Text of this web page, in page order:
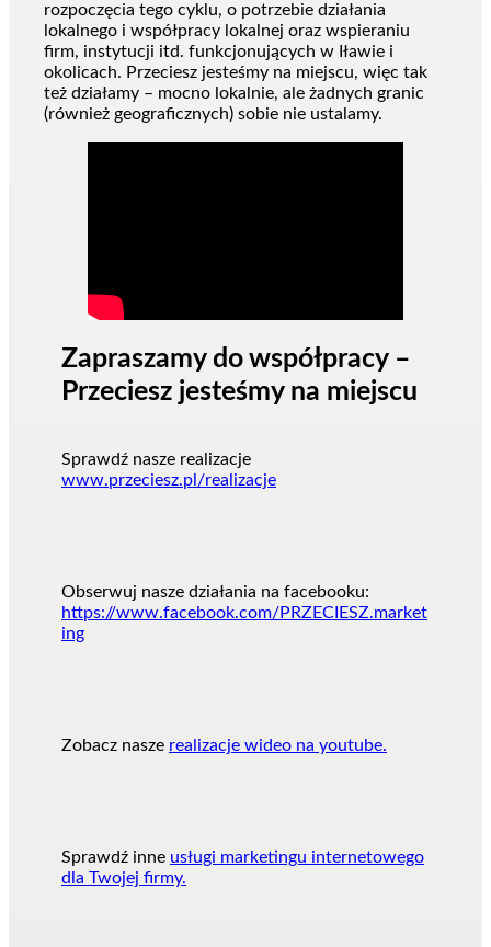
rozpoczęcia tego cyklu, o potrzebie działania
lokalnego i współpracy lokalnej oraz wspieraniu
firm, instytucji itd. funkcjonujących w Iławie i
okolicach. Przeciesz jesteśmy na miejscu, więc tak
też działamy – mocno lokalnie, ale żadnych granic
(również geograficznych) sobie nie ustalamy.
Zapraszamy do współpracy –
Przeciesz jesteśmy na miejscu
Sprawdź nasze realizacje
www.przeciesz.pl/realizacje
Obserwuj nasze działania na facebooku:
https://www.facebook.com/PRZECIESZ.market
ing
Zobacz nasze realizacje wideo na youtube.
Sprawdź inne usługi marketingu internetowego
dla Twojej firmy.